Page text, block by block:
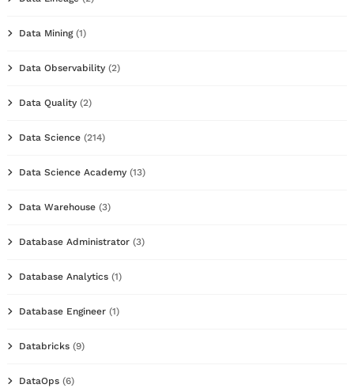
Data Mining(1)
Data Observability (2)
Data Quality (2)
Data Science (214)
Data Science Academy (13)
Data Warehouse (3)
Database Administrator (3)
Database Analytics (1)
Database Engineer (1)
Databricks (9)
DataOps (6)